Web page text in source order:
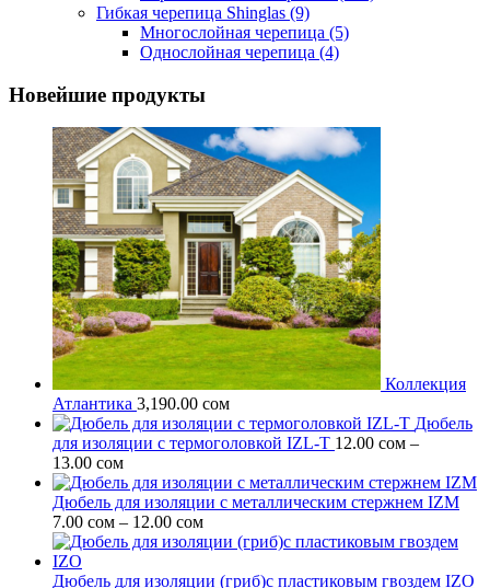
Гибкая черепица Shinglas (9)
Многослойная черепица (5)
Однослойная черепица (4)
Новейшие продукты
Коллекция
Атлантика 3,190.00 сом
Дюбель
для изоляции c термоголовкой IZL-T 12.00 сом –
13.00 сомДиапазон
цен:
12.00 сом
–
13.00 сом
Дюбель для изоляции с металлическим стержнем IZM
7.00 сом – 12.00 сомДиапазон
цен:
–
Дюбель для изоляции (гриб)с пластиковым гвоздем IZO